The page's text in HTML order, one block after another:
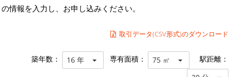
の情報を入力し、お申し込みください。
取引データ(CSV形式)のダウンロード
築年数： 16 年 専有面積： 75 ㎡ 駅距離：